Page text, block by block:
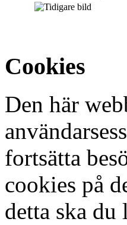
Cookies
Den här
fortsätta
cookies på
detta ska du